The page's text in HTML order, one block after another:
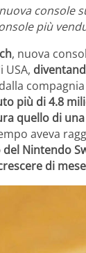
console
più
, nuova
più di 4.8
quello di
aveva
del Nintendo
di